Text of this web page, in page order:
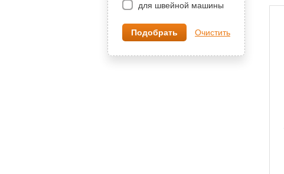
для швейной машины
Очистить